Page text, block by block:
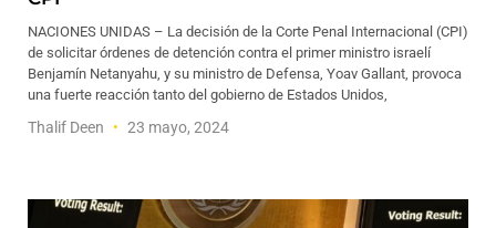
NACIONES UNIDAS – La decisión de la Corte Penal Internacional (CPI)
de solicitar órdenes de detención contra el primer ministro israelí
Benjamín Netanyahu, y su ministro de Defensa, Yoav Gallant, provoca
una fuerte reacción tanto del gobierno de Estados Unidos,
Thalif Deen 23 mayo, 2024